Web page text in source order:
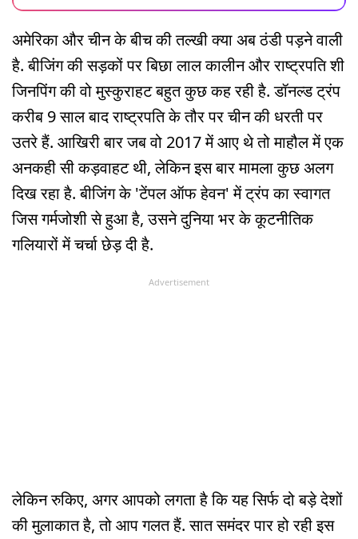
अमेरिका और चीन के बीच की तल्खी क्या अब ठंडी पड़ने वाली
है. बीजिंग की सड़कों पर बिछा लाल कालीन और राष्ट्रपति शी
जिनपिंग की वो मुस्कुराहट बहुत कुछ कह रही है. डॉनल्ड ट्रंप
करीब 9 साल बाद राष्ट्रपति के तौर पर चीन की धरती पर
उतरे हैं. आखिरी बार जब वो 2017 में आए थे तो माहौल में एक
अनकही सी कड़वाहट थी, लेकिन इस बार मामला कुछ अलग
दिख रहा है. बीजिंग के 'टेंपल ऑफ हेवन' में ट्रंप का स्वागत
जिस गर्मजोशी से हुआ है, उसने दुनिया भर के कूटनीतिक
गलियारों में चर्चा छेड़ दी है.
Advertisement
लेकिन रुकिए, अगर आपको लगता है कि यह सिर्फ दो बड़े देशों
की मुलाकात है, तो आप गलत हैं. सात समंदर पार हो रही इस